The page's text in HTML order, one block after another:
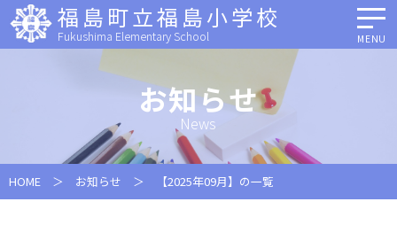
福島町立福島小学校
Fukushima Elementary School MENU
お知らせ
News
HOME ＞ お知らせ ＞ 【2025年09月】の一覧